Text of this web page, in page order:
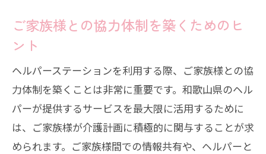
ご家族様との協力体制を築くためのヒ
ント
ヘルパーステーションを利用する際、ご家族様との協
力体制を築くことは非常に重要です。和歌山県のヘル
パーが提供するサービスを最大限に活用するために
は、ご家族様が介護計画に積極的に関与することが求
められます。ご家族様間での情報共有や、ヘルパーと